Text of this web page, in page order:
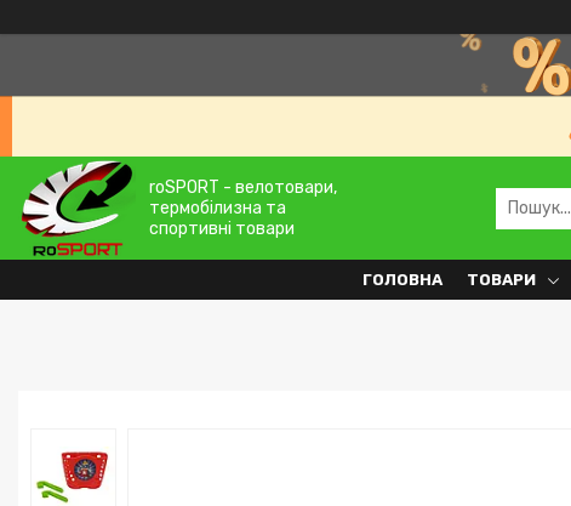
roSPORT - велотовари,
термобілизна та
спортивні товари
ГОЛОВНА ТОВАРИ